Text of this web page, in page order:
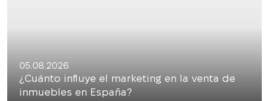
05.08.2026
¿Cuánto influye el marketing en la venta de
inmuebles en España?